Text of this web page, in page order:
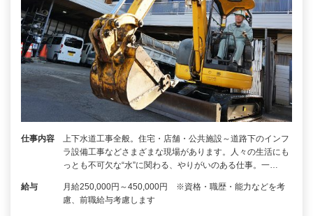
仕事内容
上下水道工事全般。住宅・店舗・公共施設～道路下のインフ
ラ設備工事などさまざまな現場があります。人々の生活にも
っとも不可欠な“水”に関わる、やりがいのある仕事。一…
給与
月給250,000円～450,000円 ※資格・職歴・能⼒などを考
慮、前職給与考慮します